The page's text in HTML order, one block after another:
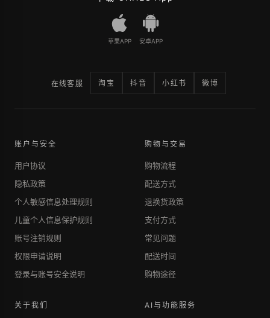
苹果APP 安卓APP
在线客服 淘宝 抖音 小红书 微博
账户与安全
用户协议
隐私政策
个人敏感信息处理规则
儿童个人信息保护规则
账号注销规则
权限申请说明
登录与账号安全说明
购物与交易
购物流程
配送方式
退换货政策
支付方式
常见问题
配送时间
购物途径
关于我们 AI与功能服务